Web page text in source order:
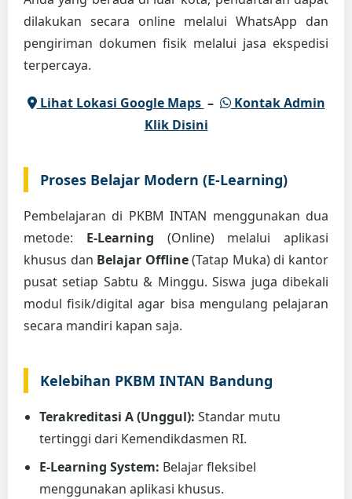
dilakukan secara online melalui WhatsApp dan
pengiriman dokumen fisik melalui jasa ekspedisi
terpercaya.
Lihat Lokasi Google Maps –
Kontak Admin
Klik Disini
Proses Belajar Modern (E-Learning)
Pembelajaran di PKBM INTAN menggunakan dua
metode: E-Learning (Online) melalui aplikasi
khusus dan Belajar Offline(Tatap Muka) di kantor
pusat setiap Sabtu & Minggu. Siswa juga dibekali
modul fisik/digital agar bisa mengulang pelajaran
secara mandiri kapan saja.
Kelebihan PKBM INTAN Bandung
Terakreditasi A (Unggul): Standar mutu
tertinggi dari Kemendikdasmen RI.
E-Learning System: Belajar fleksibel
menggunakan aplikasi khusus.